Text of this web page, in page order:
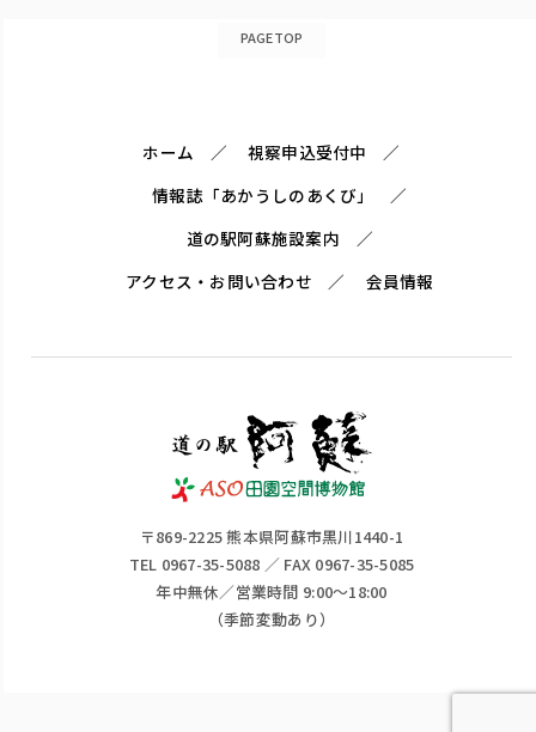
PAGETOP
ホーム
視察申込受付中
情報誌「あかうしのあくび」
道の駅阿蘇施設案内
アクセス・お問い合わせ
会員情報
〒869-2225 熊本県阿蘇市黒川1440-1
TEL 0967-35-5088 ／ FAX 0967-35-5085
年中無休／営業時間 9:00～18:00
（季節変動あり）